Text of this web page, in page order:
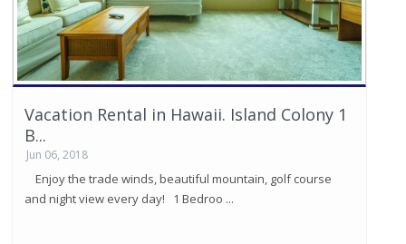
Vacation Rental in Hawaii. Island Colony 1
B...
Jun 06, 2018
Enjoy the trade winds, beautiful mountain, golf course
and night view every day! 1 Bedroo ...